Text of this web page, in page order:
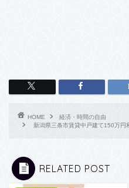
HOME
経済・時間の自由
新潟県三条市賃貸中戸建て150万円
RELATED POST